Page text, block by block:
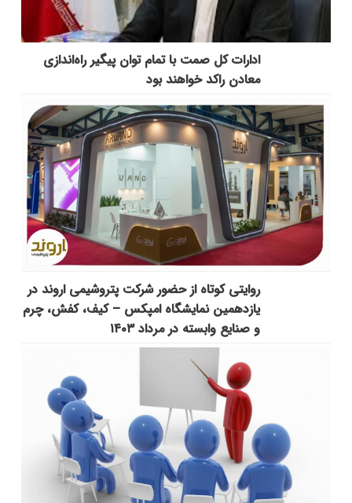
ادارات کل صمت با تمام توان پیگیر راه‌اندازی
معادن راکد خواهند بود
روایتی کوتاه از حضور شرکت پتروشیمی اروند در
یازدهمین نمایشگاه امپکس‌ – کیف، کفش، چرم
و صنایع وابسته در مرداد ۱۴۰۳